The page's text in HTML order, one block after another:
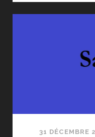
31 DÉCEMBRE